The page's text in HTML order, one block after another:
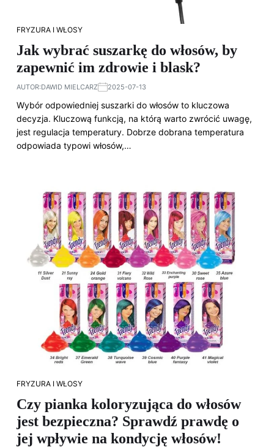
FRYZURA I WŁOSY
Jak wybrać suszarkę do włosów, by
zapewnić im zdrowie i blask?
AUTOR:DAWID MIELCARZ 2025-07-13
Wybór odpowiedniej suszarki do włosów to kluczowa
decyzja. Kluczową funkcją, na którą warto zwrócić uwagę,
jest regulacja temperatury. Dobrze dobrana temperatura
odpowiada typowi włosów,…
FRYZURA I WŁOSY
Czy pianka koloryzująca do włosów
jest bezpieczna? Sprawdź prawdę o
jej wpływie na kondycję włosów!